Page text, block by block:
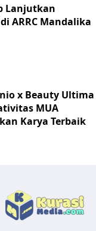
Lanjutkan
ARRC Mandalika
x Beauty Ultima
MUA
Karya Terbaik